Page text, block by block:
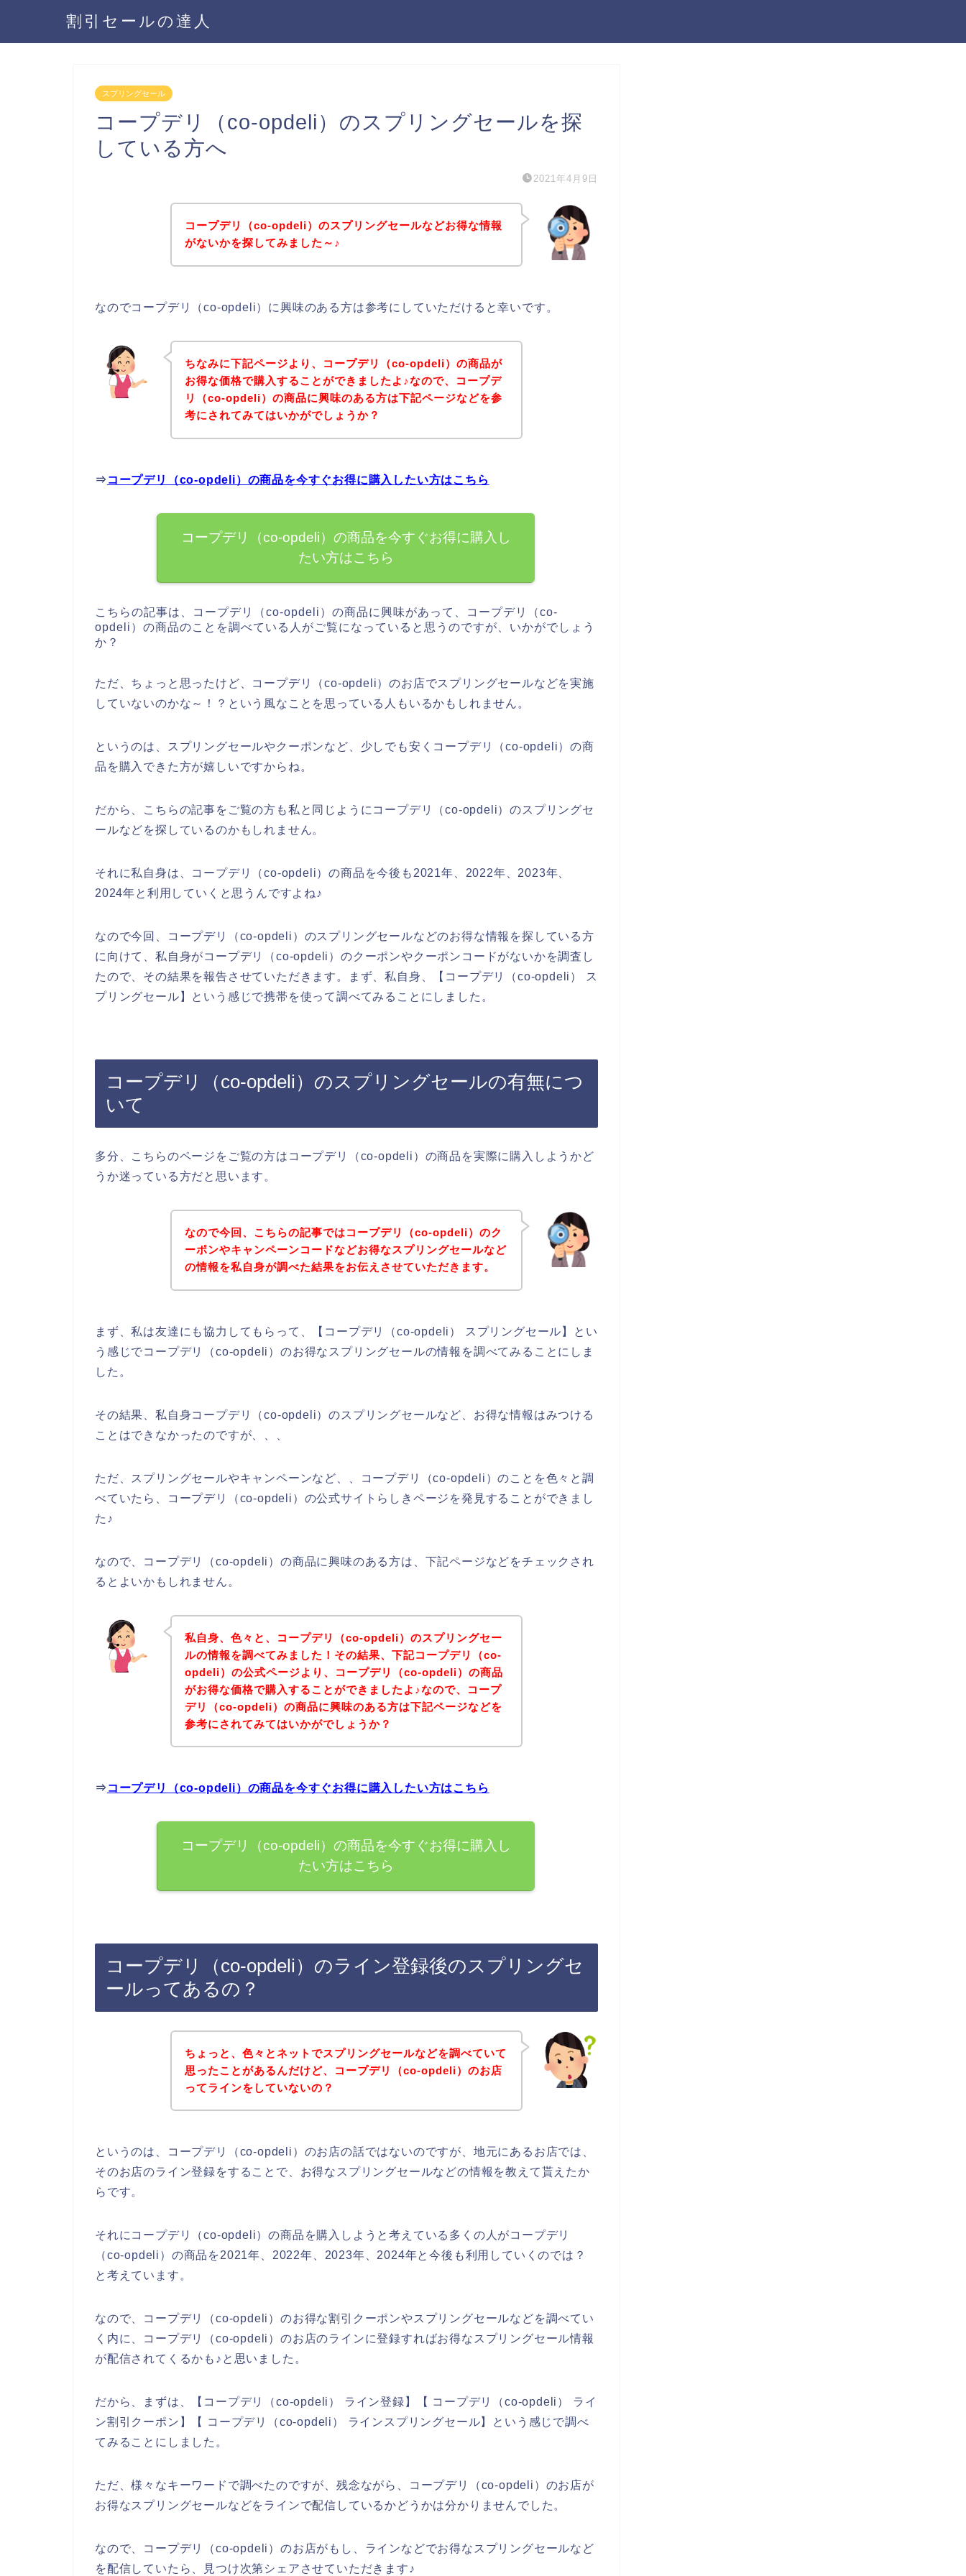
割引セールの達人
スプリングセール
コープデリ（co-opdeli）のスプリングセールを探
している方へ
2021年4月9日
コープデリ（co-opdeli）のスプリングセールなどお得な情報
がないかを探してみました～♪
なのでコープデリ（co-opdeli）に興味のある方は参考にしていただけると幸いです。
ちなみに下記ページより、コープデリ（co-opdeli）の商品が
お得な価格で購入することができましたよ♪なので、コープデ
リ（co-opdeli）の商品に興味のある方は下記ページなどを参
考にされてみてはいかがでしょうか？
⇒ コープデリ（co-opdeli）の商品を今すぐお得に購入したい方はこちら
コープデリ（co-opdeli）の商品を今すぐお得に購入し
たい方はこちら
こちらの記事は、コープデリ（co-opdeli）の商品に興味があって、コープデリ（co-
opdeli）の商品のことを調べている人がご覧になっていると思うのですが、いかがでしょう
か？
ただ、ちょっと思ったけど、コープデリ（co-opdeli）のお店でスプリングセールなどを実施
していないのかな～！？という風なことを思っている人もいるかもしれません。
というのは、スプリングセールやクーポンなど、少しでも安くコープデリ（co-opdeli）の商
品を購入できた方が嬉しいですからね。
だから、こちらの記事をご覧の方も私と同じようにコープデリ（co-opdeli）のスプリングセ
ールなどを探しているのかもしれません。
それに私自身は、コープデリ（co-opdeli）の商品を今後も2021年、2022年、2023年、
2024年と利用していくと思うんですよね♪
なので今回、コープデリ（co-opdeli）のスプリングセールなどのお得な情報を探している方
に向けて、私自身がコープデリ（co-opdeli）のクーポンやクーポンコードがないかを調査し
たので、その結果を報告させていただきます。まず、私自身、【コープデリ（co-opdeli） ス
プリングセール】という感じで携帯を使って調べてみることにしました。
コープデリ（co-opdeli）のスプリングセールの有無につ
いて
多分、こちらのページをご覧の方はコープデリ（co-opdeli）の商品を実際に購入しようかど
うか迷っている方だと思います。
なので今回、こちらの記事ではコープデリ（co-opdeli）のク
ーポンやキャンペーンコードなどお得なスプリングセールなど
の情報を私自身が調べた結果をお伝えさせていただきます。
まず、私は友達にも協力してもらって、【コープデリ（co-opdeli） スプリングセール】とい
う感じでコープデリ（co-opdeli）のお得なスプリングセールの情報を調べてみることにしま
した。
その結果、私自身コープデリ（co-opdeli）のスプリングセールなど、お得な情報はみつける
ことはできなかったのですが、、、
ただ、スプリングセールやキャンペーンなど、、コープデリ（co-opdeli）のことを色々と調
べていたら、コープデリ（co-opdeli）の公式サイトらしきページを発見することができまし
た♪
なので、コープデリ（co-opdeli）の商品に興味のある方は、下記ページなどをチェックされ
るとよいかもしれません。
私自身、色々と、コープデリ（co-opdeli）のスプリングセー
ルの情報を調べてみました！その結果、下記コープデリ（co-
opdeli）の公式ページより、コープデリ（co-opdeli）の商品
がお得な価格で購入することができましたよ♪なので、コープ
デリ（co-opdeli）の商品に興味のある方は下記ページなどを
参考にされてみてはいかがでしょうか？
⇒ コープデリ（co-opdeli）の商品を今すぐお得に購入したい方はこちら
コープデリ（co-opdeli）の商品を今すぐお得に購入し
たい方はこちら
コープデリ（co-opdeli）のライン登録後のスプリングセ
ールってあるの？
ちょっと、色々とネットでスプリングセールなどを調べていて
思ったことがあるんだけど、コープデリ（co-opdeli）のお店
ってラインをしていないの？
というのは、コープデリ（co-opdeli）のお店の話ではないのですが、地元にあるお店では、
そのお店のライン登録をすることで、お得なスプリングセールなどの情報を教えて貰えたか
らです。
それにコープデリ（co-opdeli）の商品を購入しようと考えている多くの人がコープデリ
（co-opdeli）の商品を2021年、2022年、2023年、2024年と今後も利用していくのでは？
と考えています。
なので、コープデリ（co-opdeli）のお得な割引クーポンやスプリングセールなどを調べてい
く内に、コープデリ（co-opdeli）のお店のラインに登録すればお得なスプリングセール情報
が配信されてくるかも♪と思いました。
だから、まずは、【コープデリ（co-opdeli） ライン登録】【 コープデリ（co-opdeli） ライ
ン割引クーポン】【 コープデリ（co-opdeli） ラインスプリングセール】という感じで調べ
てみることにしました。
ただ、様々なキーワードで調べたのですが、残念ながら、コープデリ（co-opdeli）のお店が
お得なスプリングセールなどをラインで配信しているかどうかは分かりませんでした。
なので、コープデリ（co-opdeli）のお店がもし、ラインなどでお得なスプリングセールなど
を配信していたら、見つけ次第シェアさせていただきます♪